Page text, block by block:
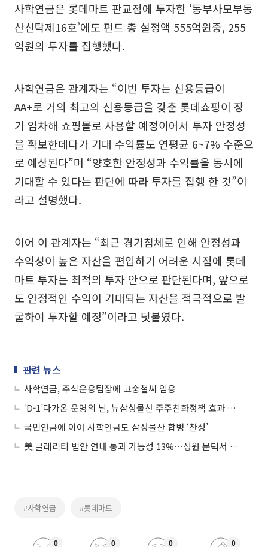
사학연금은 롯데마트 판교점에 투자한 ‘동부사모부동
산신탁제16호’에도 펀드 총 설정액 555억원중, 255
억원의 투자를 집행했다.
사학연금은 관계자는 “이번 투자는 신용등급이
AA+로 거의 최고의 신용등급을 갖춘 롯데쇼핑이 장
기 임차해 쇼핑몰로 사용할 예정이어서 투자 안정성
을 확보한데다가 기대 수익률도 연평균 6~7% 수준으
로 예상된다”며 “양호한 안정성과 수익률을 동시에
기대할 수 있다는 판단에 따라 투자를 집행 한 것”이
라고 설명했다.
이어 이 관계자는 “최근 경기침체로 인해 안정성과
수익성이 높은 자산을 편입하기 어려운 시점에 롯데
마트 투자는 최적의 투자 안으로 판단된다며, 앞으로
도 안정적인 수익이 기대되는 자산을 적극적으로 발
굴하여 투자할 예정”이라고 덧붙였다.
관련 뉴스
사학연금, 주식운용팀장에 고숭철씨 임용
‘D-1’다가온 운명의 날, 뉴삼성물산 주주친화정책 효과 나타나
국민연금에 이어 사학연금도 삼성물산 합병 ‘찬성’
美 클래리티 법안 연내 통과 가능성 13%…상원 문턱서 제동
#사학연금 #롯데마트
0 0 0 0